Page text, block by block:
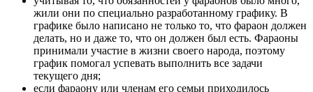
жили они по специально разработанному графику. В
графике было написано не только то, что фараон должен
делать, но и даже то, что он должен был есть. Фараоны
принимали участие в жизни своего народа, поэтому
график помогал успевать выполнить все задачи
текущего дня;
если фараону или членам его семьи приходилось